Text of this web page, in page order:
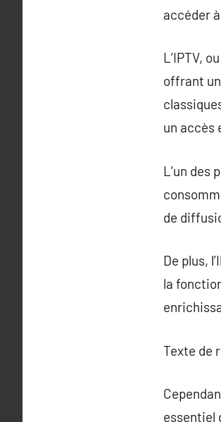
accéder
L’IPTV,
offrant
un accès
L’un des
de
De plus,
la
Texte de
essentiel